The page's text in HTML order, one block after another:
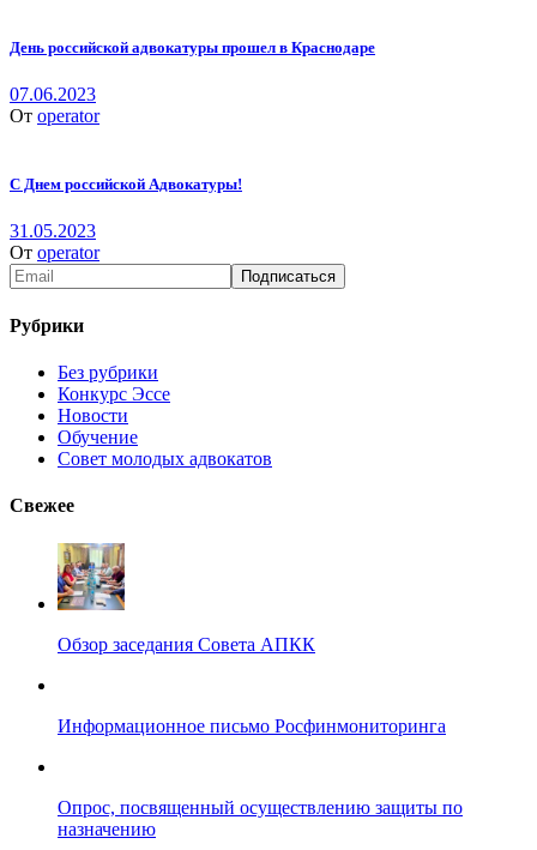
День российской адвокатуры прошел в Краснодаре
07.06.2023
От operator
С Днем российской Адвокатуры!
31.05.2023
От operator
Рубрики
Без рубрики
Конкурс Эссе
Новости
Обучение
Совет молодых адвокатов
Свежее
Обзор заседания Совета АПКК
Информационное письмо Росфинмониторинга
Опрос, посвященный осуществлению защиты по
назначению